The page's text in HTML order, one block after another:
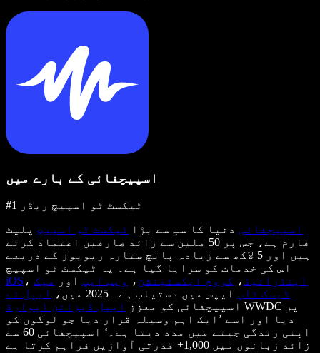
اسپیچفائی کے بارے میں
#1 ٹیکسٹ ٹو اسپیچ ریڈر
اسپیچفائی دنیا کا سب سے بڑا ٹیکسٹ ٹو اسپیچ پلیٹ
فارم ہے، جس پر 50 ملین سے زائد صارفین اعتماد کرتے
ہیں اور 5 لاکھ سے زیادہ پانچ ستارہ ریویوز کے ذریعے
اس کی خدمات کو سراہا گیا ہے۔ یہ ٹیکسٹ ٹو اسپیچ
iOS ، اینڈرائیڈ ، کروم ایکسٹینشن ، ویب ایپ اور
میک
ڈیسک ٹاپ ایپس میں دستیاب ہے۔ 2025 میں،
ایپل نے
اسپیچفائی کو معزز
ایپل ڈیزائن ایوارڈ
WWDC پر
دیا اور اسے ’ایک اہم وسیلہ قرار دیا جو لوگوں کو
اپنی زندگی جینے میں مدد دیتا ہے۔‘ اسپیچفائی 60 سے
زائد زبانوں میں 1,000+ قدرتی آوازیں فراہم کرتا ہے